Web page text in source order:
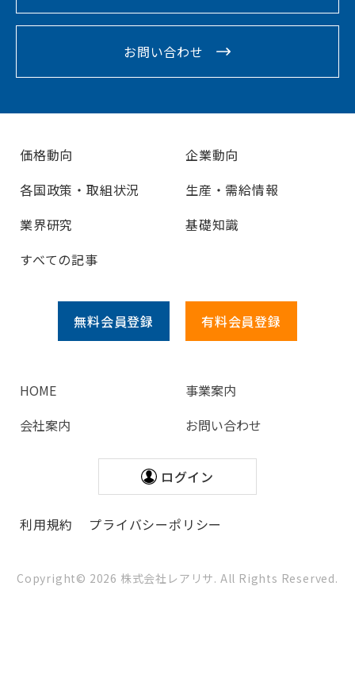
お問い合わせ
価格動向
企業動向
各国政策・取組状況
生産・需給情報
業界研究
基礎知識
すべての記事
無料会員登録 有料会員登録
HOME
事業案内
会社案内
お問い合わせ
ログイン
利用規約 プライバシーポリシー
Copyright© 2026 株式会社レアリサ. All Rights Reserved.